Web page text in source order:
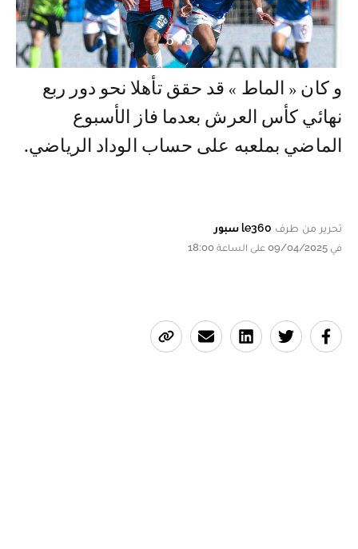
3
/
5
و كان « الماط » قد حقق تأهلا نحو دور ربع
نهائي كأس العرش بعدما فاز الأسبوع
الماضي بملعبه على حساب الوداد الرياضي.
تحرير من طرف le360 سبور
في 09/04/2025 على الساعة 18:00